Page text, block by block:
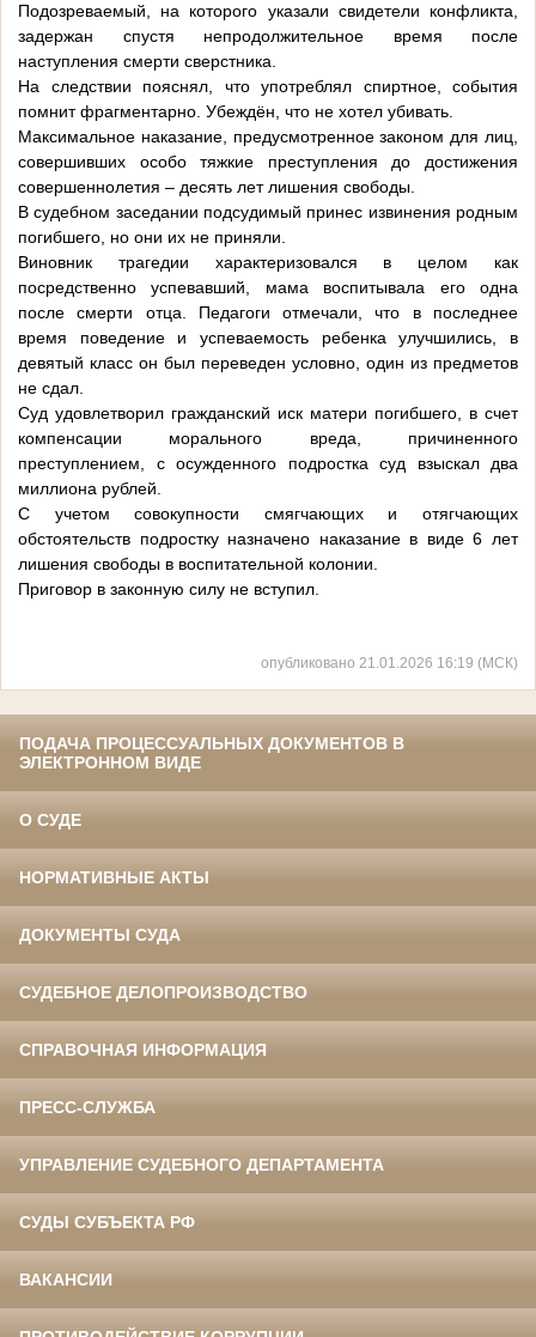
Подозреваемый, на которого указали свидетели конфликта,
задержан спустя непродолжительное время после
наступления смерти сверстника.
На следствии пояснял, что употреблял спиртное, события
помнит фрагментарно. Убеждён, что не хотел убивать.
Максимальное наказание, предусмотренное законом для лиц,
совершивших особо тяжкие преступления до достижения
совершеннолетия – десять лет лишения свободы.
В судебном заседании подсудимый принес извинения родным
погибшего, но они их не приняли.
Виновник трагедии характеризовался в целом как
посредственно успевавший, мама воспитывала его одна
после смерти отца. Педагоги отмечали, что в последнее
время поведение и успеваемость ребенка улучшились, в
девятый класс он был переведен условно, один из предметов
не сдал.
Суд удовлетворил гражданский иск матери погибшего, в счет
компенсации морального вреда, причиненного
преступлением, с осужденного подростка суд взыскал два
миллиона рублей.
С учетом совокупности смягчающих и отягчающих
обстоятельств подростку назначено наказание в виде 6 лет
лишения свободы в воспитательной колонии.
Приговор в законную силу не вступил.
опубликовано 21.01.2026 16:19 (МСК)
ПОДАЧА ПРОЦЕССУАЛЬНЫХ ДОКУМЕНТОВ В
ЭЛЕКТРОННОМ ВИДЕ
О СУДЕ
НОРМАТИВНЫЕ АКТЫ
ДОКУМЕНТЫ СУДА
СУДЕБНОЕ ДЕЛОПРОИЗВОДСТВО
СПРАВОЧНАЯ ИНФОРМАЦИЯ
ПРЕСС-СЛУЖБА
УПРАВЛЕНИЕ СУДЕБНОГО ДЕПАРТАМЕНТА
СУДЫ СУБЪЕКТА РФ
ВАКАНСИИ